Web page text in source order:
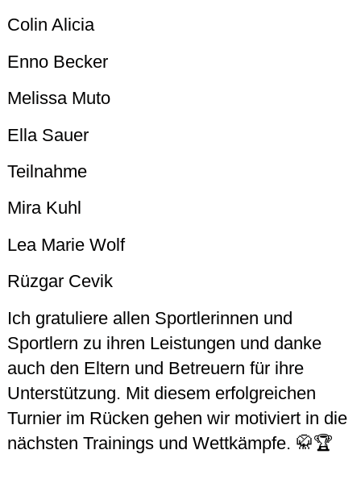
Colin Alicia
Enno Becker
Melissa Muto
Ella Sauer
Teilnahme
Mira Kuhl
Lea Marie Wolf
Rüzgar Cevik
Ich gratuliere allen Sportlerinnen und
Sportlern zu ihren Leistungen und danke
auch den Eltern und Betreuern für ihre
Unterstützung. Mit diesem erfolgreichen
Turnier im Rücken gehen wir motiviert in die
nächsten Trainings und Wettkämpfe. 🥋🏆